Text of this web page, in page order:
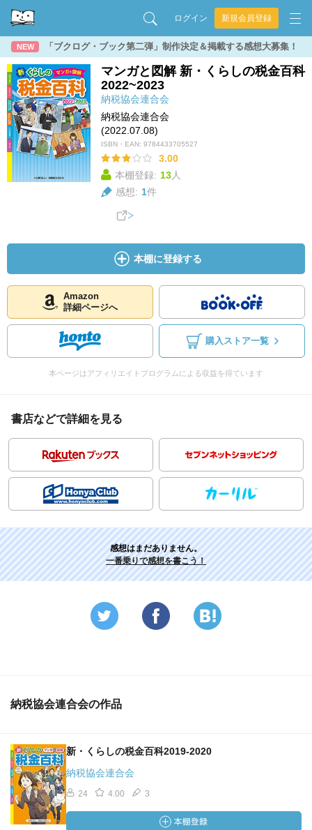
ログイン 新規会員登録
NEW 「ブクログ・ブック第二弾」制作決定＆掲載する感想大募集！
マンガと図解 新・くらしの税金百科
2022~2023
納税協会連合会
納税協会連合会
(2022.07.08)
ISBN・EAN: 9784433705527
3.00
本棚登録: 13人
感想: 1件
本棚に登録する
Amazon
詳細ページへ
購入ストア一覧
本ページはアフィリエイトプログラムによる収益を得ています
書店などで詳細を見る
感想はまだありません。
一番乗りで感想を書こう！
納税協会連合会の作品
新・くらしの税金百科2019-2020
納税協会連合会
24 4.00 3